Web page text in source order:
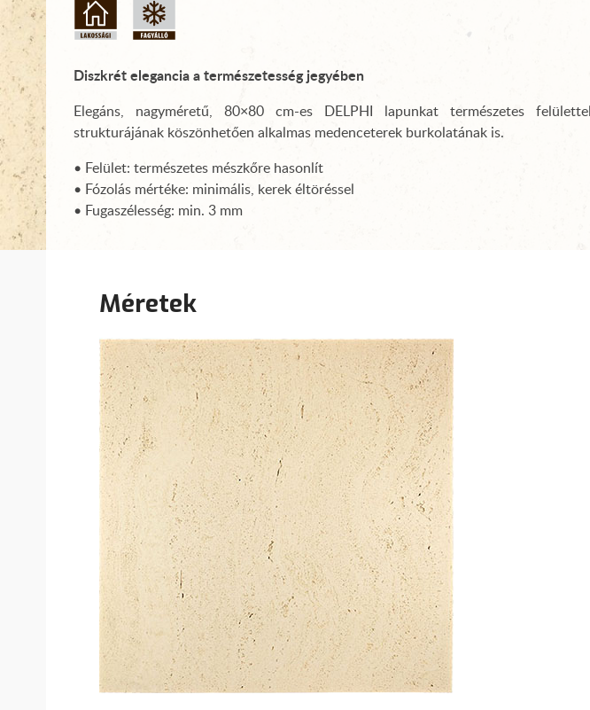
Diszkrét elegancia a természetesség jegyében
Elegáns, nagyméretű, 80×80 cm-es DELPHI lapunkat természetes
strukturájának köszönhetően alkalmas medenceterek burkolatának is.
• Felület: természetes mészkőre hasonlít
• Fózolás mértéke: minimális, kerek éltöréssel
• Fugaszélesség: min. 3 mm
Méretek